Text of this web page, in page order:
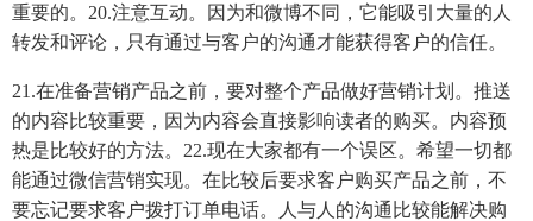
重要的。20.注意互动。因为和微博不同，它能吸引大量的人
转发和评论，只有通过与客户的沟通才能获得客户的信任。
21.在准备营销产品之前，要对整个产品做好营销计划。推送
的内容比较重要，因为内容会直接影响读者的购买。内容预
热是比较好的方法。22.现在大家都有一个误区。希望一切都
能通过微信营销实现。在比较后要求客户购买产品之前，不
要忘记要求客户拨打订单电话。人与人的沟通比较能解决购